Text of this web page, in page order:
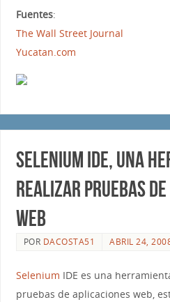
Fuentes:
The Wall Street Journal
Yucatan.com
Selenium IDE, una
realizar pruebas
web
POR DACOSTA51 ABRIL 24,
Selenium IDE es una
pruebas de aplicaciones web,